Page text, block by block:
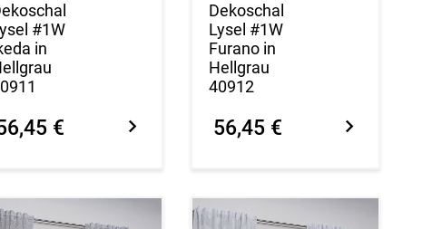
#1W
in
€
Dekoschal
Lysel #1W
Furano in
Hellgrau
40912
56,45 €